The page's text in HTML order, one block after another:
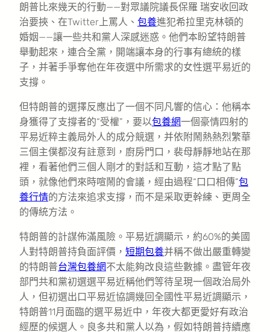
朗普比來幾天的行動——對眾議院議長保羅 瑞安收回政
治要挾、在Twitter上罵人、 包養進犯希拉里克林頓的
婚姻——讓一些共和黨人深感迷惑。他們本盼望特朗普
舉動起來，連合全黨，開端讓本身的行事有總統的樣
子，并著手爭奪他在年夜選中所需求的女性選平易近的
支撐。
但特朗普的選擇反應出了一個不同凡響的信心：他稱本
身獲得了支撐者的“受權”，要以包養網一個豪情四射的
平易近粹主義局外人的成分競選，并依附鬧熱熱烈繁華
三個主僕都沒有註意到，廚房門口，裴母靜靜地站在那
裡，看著他們三個人剛才的對話和互動，這才點了點
頭，就像他們來時喧鬧的會議，經由過程“口口相傳”包
養行情的方法來追求支撐，而不是采取更幹練、更周全
的傳統方法。
特朗普的計謀佈滿風險。平易近調顯示，約60%的美國
人對特朗普持負面評價， 短期包養并稱不做出嚴重轉變
的特朗普台灣包養網不太能夠改良這些數據。盡管年夜
部門共和黨初選選平易近稱他們等待呈現一個政治局外
人，但初選出口平易近協調幾回全國性平易近調顯示，
特朗普11月面臨的選平易近中，年夜大都更愛好有政治
經歷的候選人。良多共和黨人以為，假如特朗普持續應